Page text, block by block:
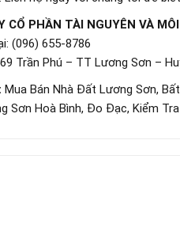
CỔ PHẦN TÀI NGUYÊN VÀ
(096) 655-8786
Trần Phú – TT Lương Sơn –
Mua Bán Nhà Đất Lương Sơn,
Sơn Hoà Bình, Đo Đạc, Kiểm